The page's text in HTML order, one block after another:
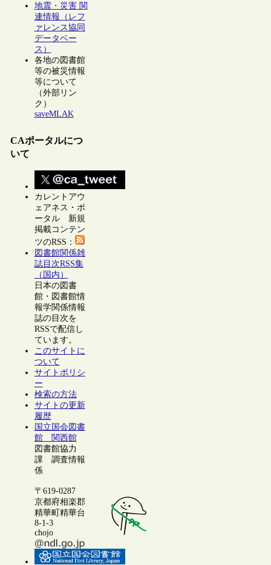
地震・災害 関
連情報（レフ
ァレンス協同
データベー
ス）
各地の図書館
等の被災情報
等について
（外部リン
ク）
saveMLAK
CAポータルにつ
いて
カレントアウ
ェアネス・ポ
ータル 新規
掲載コンテン
ツのRSS：
図書館関係雑
誌目次RSS集
（国内）
日本の図書
館・図書館情
報学関係情報
誌の目次を
RSSで配信し
ています。
このサイトに
ついて
サイトポリシ
ー
検索の方法
サイトの更新
履歴
国立国会図書
館 関西館
図書館協力
課 調査情報
係
〒619-0287
京都府相楽郡
精華町精華台
8-1-3
chojo